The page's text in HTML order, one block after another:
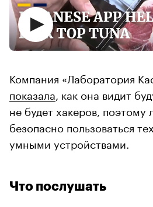
Компания «Лаборатория
показала , как она видит
не будет хакеров, поэтому
безопасно пользоваться
умными устройствами.
Что послушать